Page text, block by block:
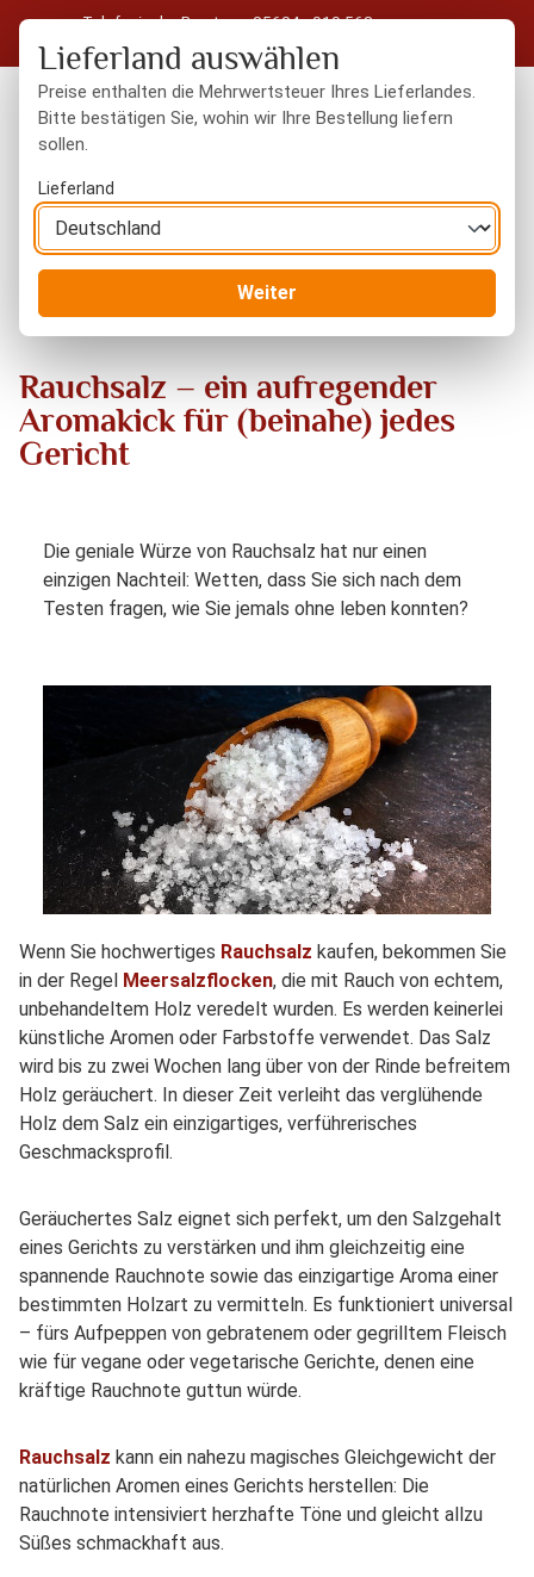
Zum Hauptinhalt springen
Telefonische Beratung: 05604 - 919 563
Kostenloser Versand in Deutschland ab 50 € Warenwert
Rauchsalz – ein aufregender Aromakick für (beinahe)
jedes Gericht
Rauchsalz – ein aufregender
Aromakick für (beinahe) jedes
Gericht
Die geniale Würze von Rauchsalz hat nur einen
einzigen Nachteil: Wetten, dass Sie sich nach dem
Testen fragen, wie Sie jemals ohne leben konnten?
Wenn Sie hochwertiges Rauchsalz kaufen, bekommen Sie
in der Regel
Meersalzflocken, die mit Rauch von echtem,
unbehandeltem Holz veredelt wurden. Es werden keinerlei
künstliche Aromen oder Farbstoffe verwendet. Das Salz
wird bis zu zwei Wochen lang über von der Rinde befreitem
Holz geräuchert. In dieser Zeit verleiht das verglühende
Holz dem Salz ein einzigartiges, verführerisches
Geschmacksprofil.
Geräuchertes Salz eignet sich perfekt, um den Salzgehalt
eines Gerichts zu verstärken und ihm gleichzeitig eine
spannende Rauchnote sowie das einzigartige Aroma einer
bestimmten Holzart zu vermitteln. Es funktioniert universal
– fürs Aufpeppen von gebratenem oder gegrilltem Fleisch
wie für vegane oder vegetarische Gerichte, denen eine
kräftige Rauchnote guttun würde.
Rauchsalz kann ein nahezu magisches Gleichgewicht der
natürlichen Aromen eines Gerichts herstellen: Die
Rauchnote intensiviert herzhafte Töne und gleicht allzu
Süßes schmackhaft aus.
Lieferland auswählen
Preise enthalten die Mehrwertsteuer Ihres Lieferlandes.
Bitte bestätigen Sie, wohin wir Ihre Bestellung liefern
sollen.
Lieferland
Weiter